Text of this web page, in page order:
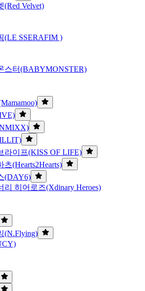
(Red Velvet)
(LE SSERAFIM )
스터(BABYMONSTER)
라이프(KISS OF LIFE)
츠(Hearts2Hearts)
(DAY6)
리 히어로즈(Xdinary Heroes)
(N.Flying)